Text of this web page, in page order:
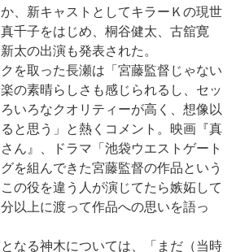
、新キャストとしてキラーＫの現世
千子をはじめ、桐谷健太、古舘寛
太の出演も発表された。
を取った長瀬は「宮藤監督じゃない
の素晴らしさも感じられるし、セッ
いろなクオリティーが高く、想像以
ると思う」と熱くコメント。映画『真
ん』、ドラマ「池袋ウエストゲート
を組んできた宮藤監督の作品という
の役を違う人が演じてたら嫉妬して
以上に渡って作品への思いを語っ
なる神木については、「まだ（当時